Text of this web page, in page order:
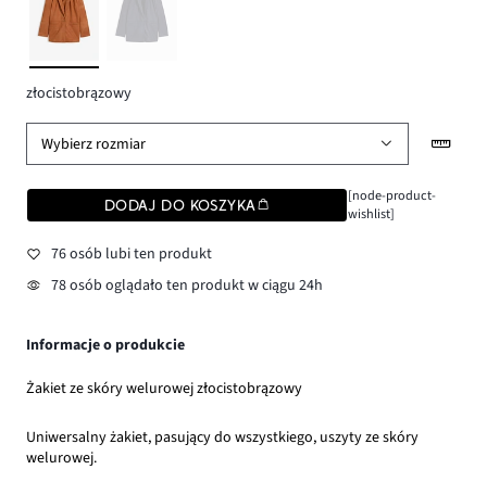
złocistobrązowy
Wybierz rozmiar
DODAJ DO KOSZYKA
[node-product-
wishlist]
76 osób lubi ten produkt
78 osób oglądało ten produkt w ciągu 24h
Informacje o produkcie
Żakiet ze skóry welurowej złocistobrązowy
Uniwersalny żakiet, pasujący do wszystkiego, uszyty ze skóry
welurowej.